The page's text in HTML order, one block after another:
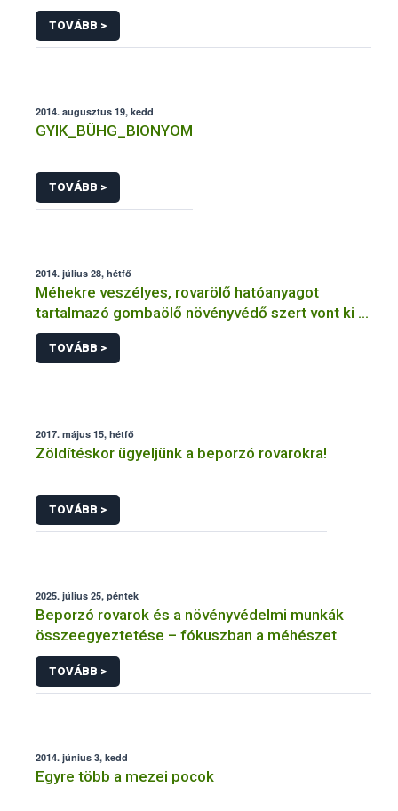
rendelkező szervezetek
TOVÁBB >
2014. augusztus 19, kedd
GYIK_BÜHG_BIONYOM
TOVÁBB >
2014. július 28, hétfő
Méhekre veszélyes, rovarölő hatóanyagot
tartalmazó gombaölő növényvédő szert vont ki a
forgalomból a NÉBIH
TOVÁBB >
2017. május 15, hétfő
Zöldítéskor ügyeljünk a beporzó rovarokra!
TOVÁBB >
2025. július 25, péntek
Beporzó rovarok és a növényvédelmi munkák
összeegyeztetése – fókuszban a méhészet
TOVÁBB >
2014. június 3, kedd
Egyre több a mezei pocok